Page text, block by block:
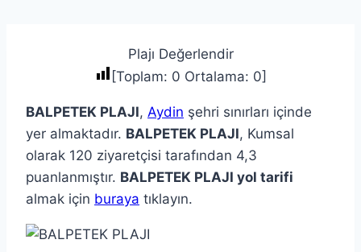
Plajı Değerlendir
[Toplam: 0 Ortalama: 0]
BALPETEK PLAJI, Aydin şehri sınırları içinde
yer almaktadır. BALPETEK PLAJI, Kumsal
olarak 120 ziyaretçisi tarafından 4,3
puanlanmıştır. BALPETEK PLAJI yol tarifi
almak için buraya tıklayın.